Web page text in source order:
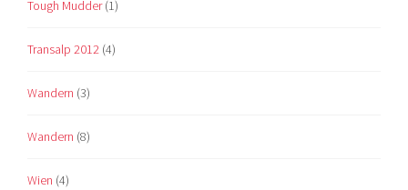
Tough Mudder(1)
Transalp 2012 (4)
Wandern (3)
Wandern (8)
Wien (4)